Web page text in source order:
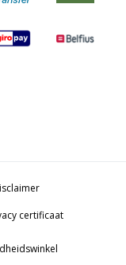
certificaat